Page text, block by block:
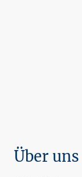
Über uns